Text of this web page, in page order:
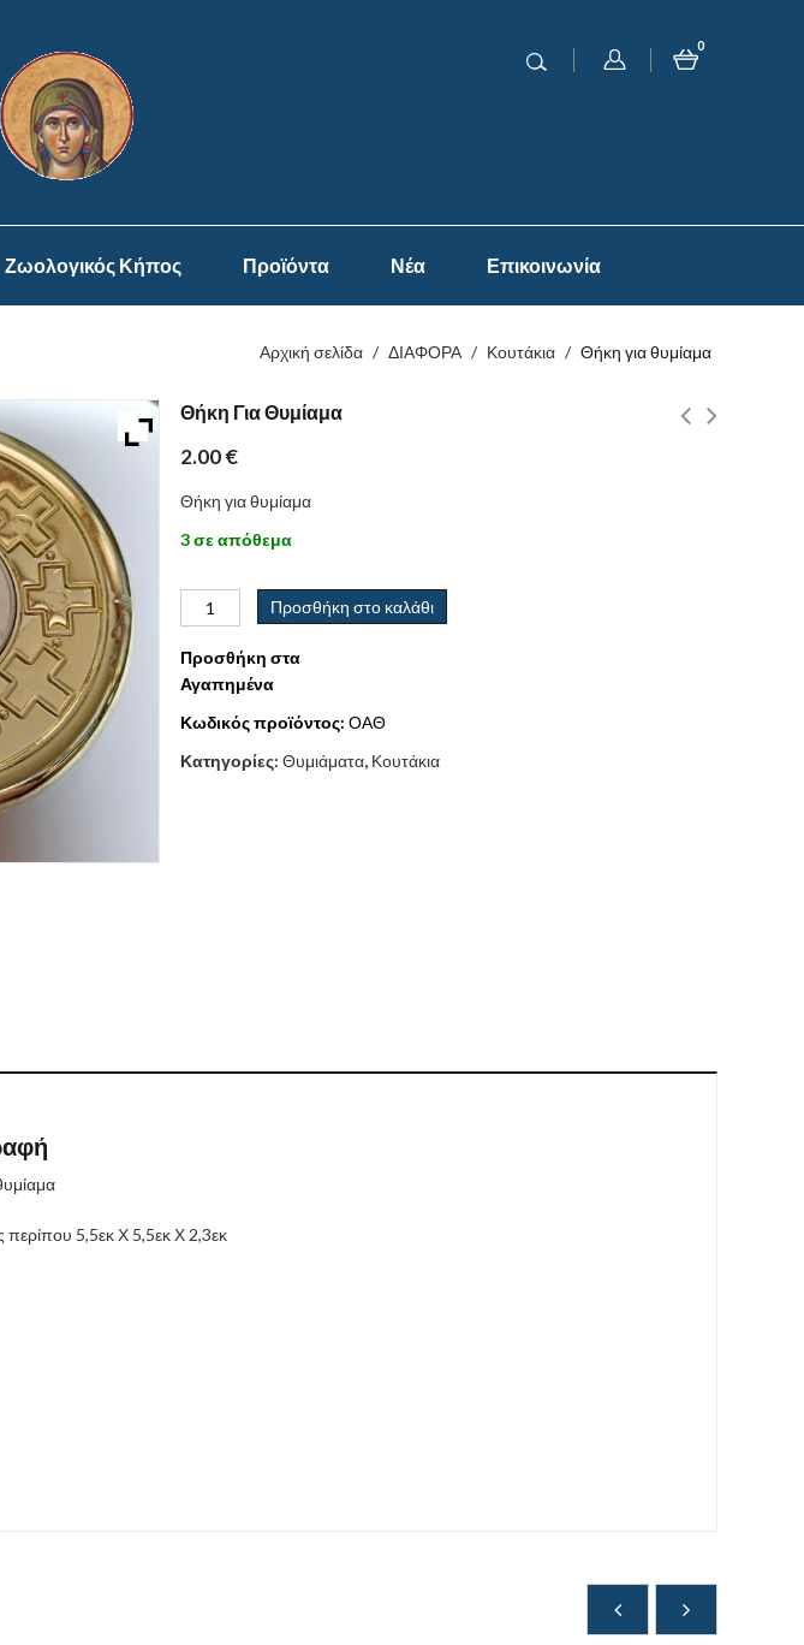
0
Ζωολογικός Κήπος Προϊόντα Νέα Επικοινωνία
Αρχική σελίδα / ΔΙΑΦΟΡΑ / Κουτάκια / Θήκη για θυμίαμα
Θήκη Για Θυμίαμα
2.00€
Θήκη για θυμίαμα
3 σε απόθεμα
Προσθήκη στο καλάθι
Προσθήκη στα
Αγαπημένα
Κωδικός προϊόντος:ΟΑΘ
Κατηγορίες:Θυμιάματα, Κουτάκια
περίπου 5,5εκ Χ 5,5εκ Χ 2,3εκ